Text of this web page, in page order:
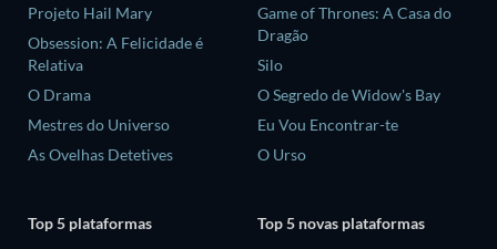
Projeto Hail Mary
Obsession: A Felicidade é
Relativa
O Drama
Mestres do Universo
As Ovelhas Detetives
Game of Thrones: A Casa do
Dragão
Silo
O Segredo de Widow's Bay
Eu Vou Encontrar-te
O Urso
Top 5 plataformas
Top 5 novas plataformas